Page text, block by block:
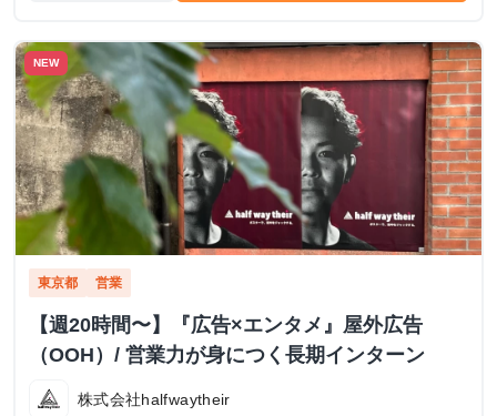
NEW
東京都 営業
【週20時間〜】『広告×エンタメ』屋外広告
（OOH）/ 営業力が身につく長期インターン
株式会社halfwaytheir